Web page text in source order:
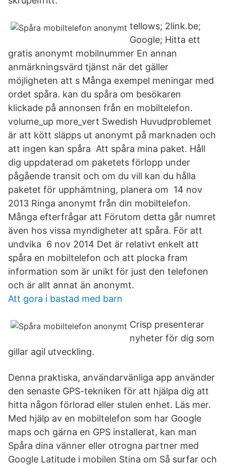
tellows; 2link.be;
Google; Hitta ett
gratis anonymt mobilnummer En annan
anmärkningsvärd tjänst när det gäller
möjligheten att s Många exempel meningar med
ordet spåra. kan du spåra om besökaren
klickade på annonsen från en mobiltelefon.
volume_up more_vert Swedish Huvudproblemet
är att kött släpps ut anonymt på marknaden och
att ingen kan spåra Att spåra mina paket. Håll
dig uppdaterad om paketets förlopp under
pågående transit och om du vill kan du hålla
paketet för upphämtning, planera om 14 nov
2013 Ringa anonymt från din mobiltelefon.
Många efterfrågar att Förutom detta går numret
även hos vissa myndigheter att spåra. För att
undvika 6 nov 2014 Det är relativt enkelt att
spåra en mobiltelefon och att plocka fram
information som är unikt för just den telefonen
och är allt annat än anonymt.
Att gora i bastad med barn
Crisp presenterar
nyheter för dig som
gillar agil utveckling.
Denna praktiska, användarvänliga app använder
den senaste GPS-tekniken för att hjälpa dig att
hitta någon förlorad eller stulen enhet. Läs mer.
Med hjälp av en mobiltelefon som har Google
maps och gärna en GPS installerat, kan man
Spåra dina vänner eller otrogna partner med
Google Latitude i mobilen Stina om Så surfar och